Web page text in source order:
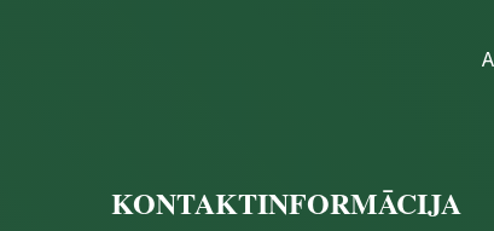
KONTAKTINFORMĀCIJA